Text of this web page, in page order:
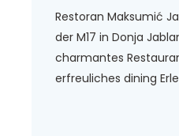
Restoran Maksumić
der M17 in Donja
charmantes
erfreuliches dining